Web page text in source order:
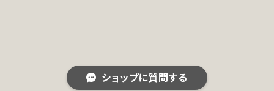
ショップに質問する